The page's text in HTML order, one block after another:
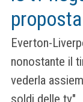
Everton-
nonostante il
vederla
soldi delle tv"